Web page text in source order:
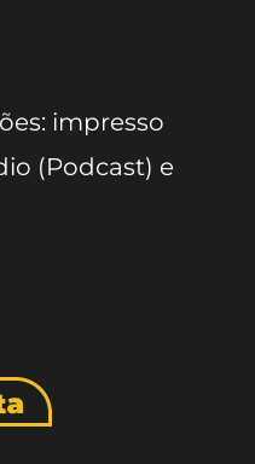
impresso
(Podcast) e